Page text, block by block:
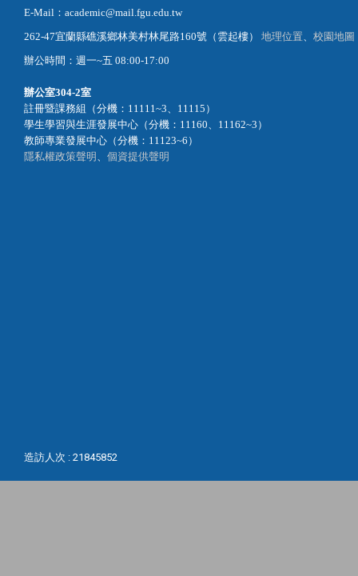
E-Mail：academic@mail.fgu.edu.tw
262-47宜蘭縣礁溪鄉林美村林尾路160號（雲起樓） 地理位置
校園地圖
辦公時間：週一~五 08:00-17:00
辦公室304-2室
註冊暨課務組（分機：11111~3、11115）
學生學習與生涯發展中心（分機：11160、11162~3）
教師專業發展中心（分機：11123~6）
隱私權政策聲明
個資提供聲明
造訪人次 : 21845852